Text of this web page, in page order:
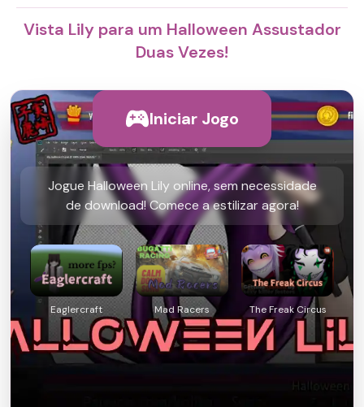
Vista Lily para um Halloween Assustador
Duas Vezes!
Iniciar Jogo
Jogue Halloween Lily online, sem necessidade
de download! Comece a estilizar agora!
Eaglercraft Mad Racers The Freak Circus